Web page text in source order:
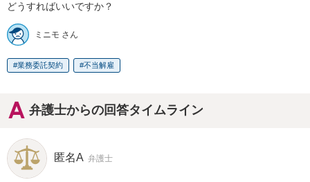
どうすればいいですか？
ミニモ さん
業務委託契約 不当解雇
弁護士からの回答タイムライン
匿名A 弁護士